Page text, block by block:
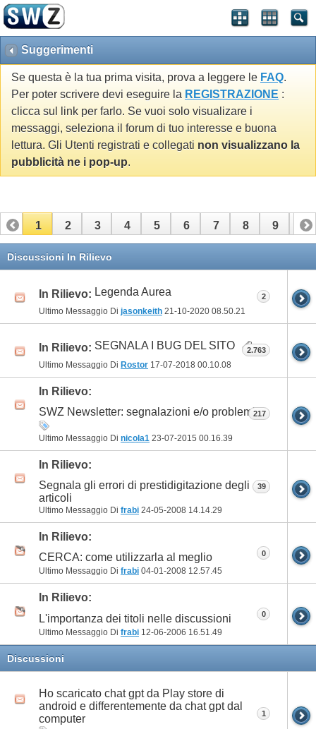
Suggerimenti
Se questa è la tua prima visita, prova a leggere le FAQ.
Per poter scrivere devi eseguire la REGISTRAZIONE :
clicca sul link per farlo. Se vuoi solo visualizare i
messaggi, seleziona il forum di tuo interesse e buona
lettura. Gli Utenti registrati e collegati non visualizzano la
pubblicità ne i pop-up.
1 2 3 4 5 6 7 8 9 10
11 12 13
Discussioni In Rilievo
In Rilievo: Legenda Aurea
Ultimo Messaggio Di jasonkeith 21-10-2020 08.50.21
2
In Rilievo: SEGNALA I BUG DEL SITO
Ultimo Messaggio Di Rostor 17-07-2018 00.10.08
2.763
In Rilievo:
SWZ Newsletter: segnalazioni e/o problemi
Ultimo Messaggio Di nicola1 23-07-2015 00.16.39
217
In Rilievo:
Segnala gli errori di prestidigitazione degli
articoli
Ultimo Messaggio Di frabi 24-05-2008 14.14.29
39
In Rilievo:
CERCA: come utilizzarla al meglio
Ultimo Messaggio Di frabi 04-01-2008 12.57.45
0
In Rilievo:
L'importanza dei titoli nelle discussioni
Ultimo Messaggio Di frabi 12-06-2006 16.51.49
0
Discussioni
Ho scaricato chat gpt da Play store di
android e differentemente da chat gpt dal
computer
1